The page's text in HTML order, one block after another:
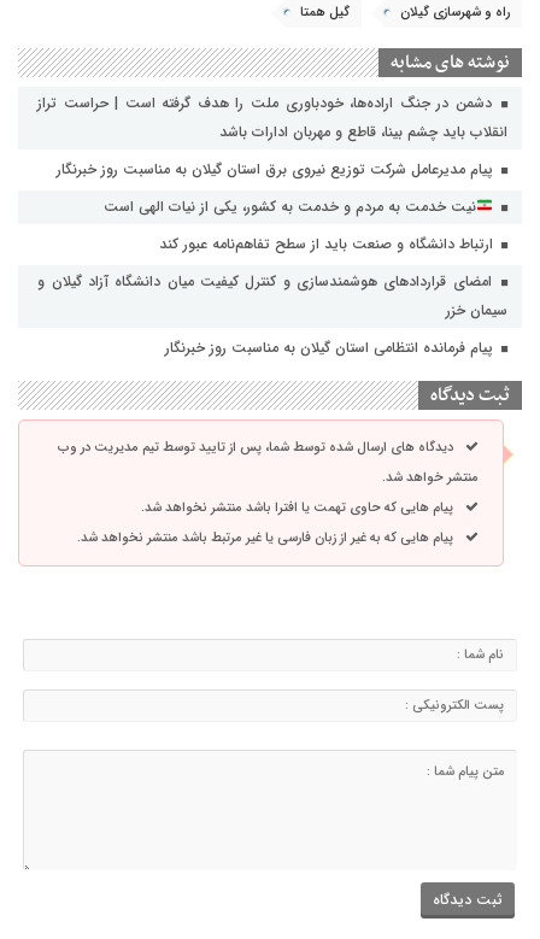
راه و شهرسازی گیلان گیل همتا
نوشته های مشابه
دشمن در جنگ اراده‌ها، خودباوری ملت را هدف گرفته است | حراست تراز
انقلاب باید چشم بینا، قاطع و مهربان ادارات باشد
پیام مدیرعامل شرکت توزیع نیروی برق استان گیلان به مناسبت روز خبرنگار ‌
نیت خدمت به مردم و خدمت به کشور، یکی از نیات الهی است
ارتباط دانشگاه و صنعت باید از سطح تفاهم‌نامه عبور کند
امضای قراردادهای هوشمندسازی و کنترل کیفیت میان دانشگاه آزاد گیلان و
سیمان خزر
پیام فرمانده انتظامی استان گیلان به مناسبت روز خبرنگار
ثبت دیدگاه
دیدگاه های ارسال شده توسط شما، پس از تایید توسط تیم مدیریت در وب
منتشر خواهد شد.
پیام هایی که حاوی تهمت یا افترا باشد منتشر نخواهد شد.
پیام هایی که به غیر از زبان فارسی یا غیر مرتبط باشد منتشر نخواهد شد.